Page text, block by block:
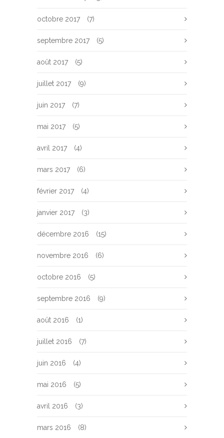
octobre 2017 (7)
septembre 2017 (5)
août 2017 (5)
juillet 2017 (9)
juin 2017 (7)
mai 2017 (5)
avril 2017 (4)
mars 2017 (6)
février 2017 (4)
janvier 2017 (3)
décembre 2016 (15)
novembre 2016 (6)
octobre 2016 (5)
septembre 2016 (9)
août 2016 (1)
juillet 2016 (7)
juin 2016 (4)
mai 2016 (5)
avril 2016 (3)
mars 2016 (8)